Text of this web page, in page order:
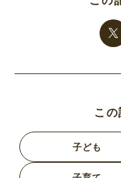
こ
子ども